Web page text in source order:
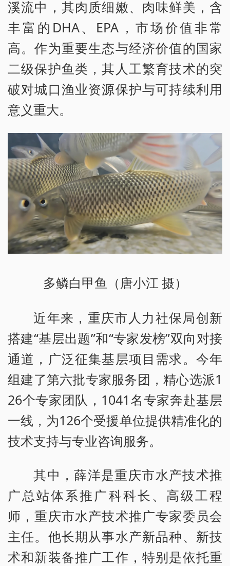
溪流中，其肉质细嫩、肉味鲜美，含
丰富的DHA、EPA，市场价值非常
高。作为重要生态与经济价值的国家
二级保护鱼类，其人工繁育技术的突
破对城口渔业资源保护与可持续利用
意义重大。
多鳞白甲鱼（唐小江 摄）
近年来，重庆市人力社保局创新
搭建“基层出题”和“专家发榜”双向对接
通道，广泛征集基层项目需求。今年
组建了第六批专家服务团，精心选派1
26个专家团队，1041名专家奔赴基层
一线，为126个受援单位提供精准化的
技术支持与专业咨询服务。
其中，薛洋是重庆市水产技术推
广总站体系推广科科长、高级工程
师，重庆市水产技术推广专家委员会
主任。他长期从事水产新品种、新技
术和新装备推广工作，特别是依托重